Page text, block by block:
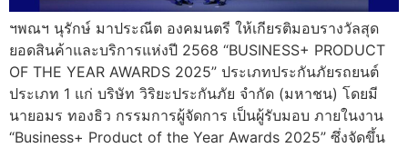
ฯพณฯ นุรักษ์ มาประณีต องคมนตรี ให้เกียรติมอบรางวัลสุด
ยอดสินค้าและบริการแห่งปี 2568 “BUSINESS+ PRODUCT
OF THE YEAR AWARDS 2025” ประเภทประกันภัยรถยนต์
ประเภท 1 แก่ บริษัท วิริยะประกันภัย จำกัด (มหาชน) โดยมี
นายอมร ทองธิว กรรมการผู้จัดการ เป็นผู้รับมอบ ภายในงาน
“Business+ Product of the Year Awards 2025” ซึ่งจัดขึ้น